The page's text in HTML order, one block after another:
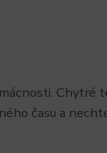
času a